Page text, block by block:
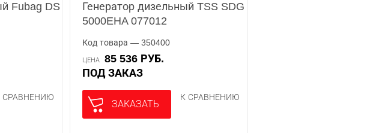
Fubag DS
СРАВНЕНИЮ
Генератор дизельный TSS SDG
5000EHA 077012
Код товара — 350400
ЦЕНА
85 536 РУБ.
ПОД ЗАКАЗ
ЗАКАЗАТЬ
К СРАВНЕНИЮ